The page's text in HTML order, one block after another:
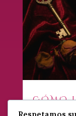
CÓMO
Respetamos